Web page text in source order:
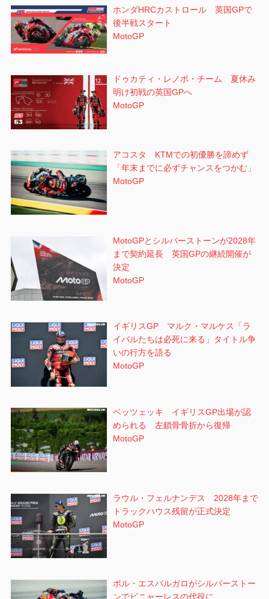
ホンダHRCカストロール 英国GPで
後半戦スタート
MotoGP
ドゥカティ・レノボ・チーム 夏休み
明け初戦の英国GPへ
MotoGP
アコスタ KTMでの初優勝を諦めず
「年末までに必ずチャンスをつかむ」
MotoGP
MotoGPとシルバーストーンが2028年
まで契約延長 英国GPの継続開催が
決定
MotoGP
イギリスGP マルク・マルケス「ラ
イバルたちは必死に来る」タイトル争
いの行方を語る
MotoGP
ベッツェッキ イギリスGP出場が認
められる 左鎖骨骨折から復帰
MotoGP
ラウル・フェルナンデス 2028年まで
トラックハウス残留が正式決定
MotoGP
ポル・エスパルガロがシルバーストー
ンでビニャーレスの代役に